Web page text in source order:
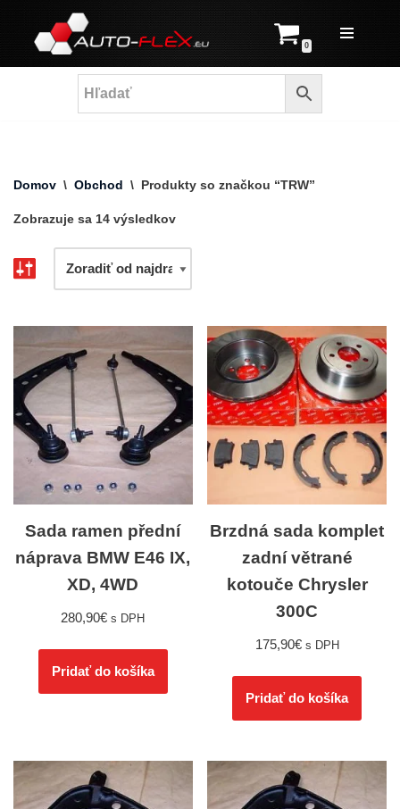
Prejsť
na
0
Domov \ Obchod \ Produkty so značkou “TRW”
Zobrazuje sa 14 výsledkov
Sada ramen přední
náprava BMW E46 IX,
XD, 4WD
280,90€ s DPH
Pridať do košíka
Brzdná sada komplet
zadní větrané
kotouče Chrysler
300C
175,90€ s DPH
Pridať do košíka